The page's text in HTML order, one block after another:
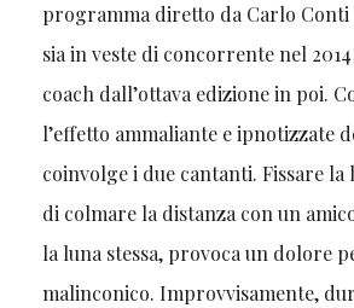
programma diretto da Carlo Conti
sia in veste di concorrente nel
coach dall’ottava edizione in poi.
l’effetto ammaliante e ipnotizzate
coinvolge i due cantanti. Fissare la
di colmare la distanza con un
la luna stessa, provoca un dolore
malinconico. Improvvisamente,